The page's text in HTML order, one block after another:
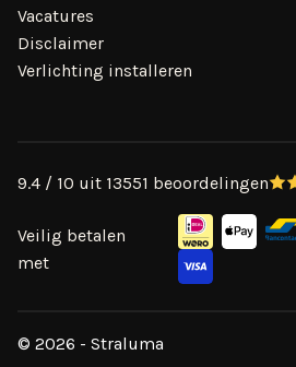
Vacatures
Disclaimer
Verlichting installeren
9.4 / 10 uit 13551 beoordelingen
Veilig betalen
met
© 2026 - Straluma